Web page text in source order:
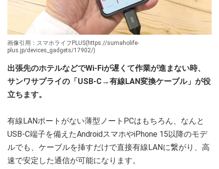
画像引用：スマホライフPLUS(https://sumaholife-
plus.jp/devices_gadgets/17902/)
出張先のホテルなどでWi-Fiが遅くて作業が進まない時、
サンワサプライの「USB-C→有線LAN変換ケーブル」が役
立ちます。
有線LANポートがない薄型ノートPCはもちろん、なんと
USB-C端子を備えたAndroidスマホやiPhone 15以降のモデ
ルでも、ケーブルを挿すだけで直接有線LANに繋がり、高
速で安定した通信が可能になります。